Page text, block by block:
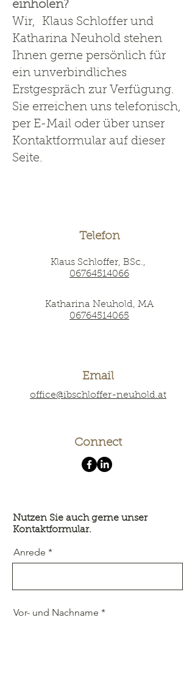
einholen?
Wir, Klaus Schloffer und
Katharina Neuhold stehen
Ihnen gerne persönlich für
ein unverbindliches
Erstgespräch zur Verfügung.
Sie erreichen uns telefonisch,
per E-Mail oder über unser
Kontaktformular auf dieser
Seite.
Anrede
Vor- und Nachname
Nutzen Sie auch gerne unser
Kontaktformular.
Telefon
Katharina Neuhold, MA
06764514065
Klaus Schloffer, BSc.,
06764514066
Email
office@ibschloffer-neuhold.at
Connect